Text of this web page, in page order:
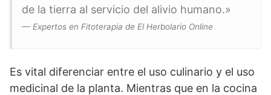
de la tierra al servicio del alivio humano.»
— Expertos en Fitoterapia de El Herbolario Online
Es vital diferenciar entre el uso culinario y el uso
medicinal de la planta. Mientras que en la cocina